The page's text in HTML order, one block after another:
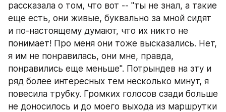
рассказала о том, что вот -- "ты не знал, а такие
еще есть, они живые, буквально за мной сидят
и по-настоящему думают, что их никто не
понимает! Про меня они тоже высказались. Нет,
я им не понравилась, они мне, правда,
понравились еще меньше". Потрындев на эту и
ряд более интересных тем несколько минут, я
повесила трубку. Громких голосов сзади больше
не доносилось и до моего выхода из маршрутки